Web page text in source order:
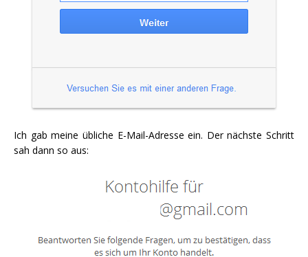
Ich gab meine übliche E-Mail-Adresse ein. Der nächste Schritt
sah dann so aus: